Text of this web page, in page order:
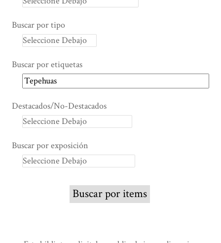
Buscar por tipo
Buscar por etiquetas
Destacados/No-Destacados
Buscar por exposición